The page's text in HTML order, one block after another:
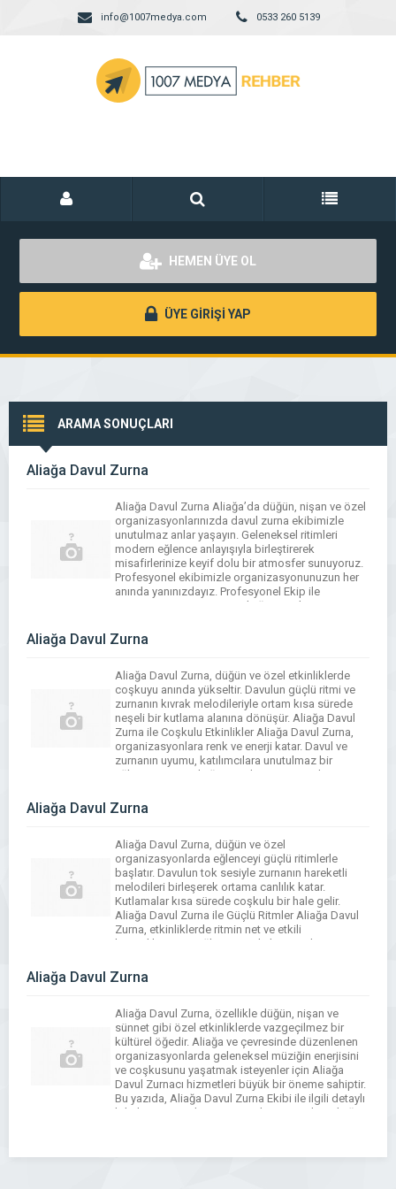
info@1007medya.com 0533 260 5139
HEMEN ÜYE OL
ÜYE GİRİŞİ YAP
ARAMA SONUÇLARI
Aliağa Davul Zurna
Aliağa Davul Zurna Aliağa’da düğün, nişan ve özel
organizasyonlarınızda davul zurna ekibimizle
unutulmaz anlar yaşayın. Geleneksel ritimleri
modern eğlence anlayışıyla birleştirerek
misafirlerinize keyif dolu bir atmosfer sunuyoruz.
Profesyonel ekibimizle organizasyonunuzun her
anında yanınızdayız. Profesyonel Ekip ile
Kusursuz Organizasyon Aliağa Davul
ustalarımız, etkinliğinizin temposunu yükseltir.
Organizasyon sürecinde zamanlama, giriş çıkışlar
Aliağa Davul Zurna
Aliağa Davul Zurna, düğün ve özel etkinliklerde
coşkuyu anında yükseltir. Davulun güçlü ritmi ve
zurnanın kıvrak melodileriyle ortam kısa sürede
neşeli bir kutlama alanına dönüşür. Aliağa Davul
Zurna ile Coşkulu Etkinlikler Aliağa Davul Zurna,
organizasyonlara renk ve enerji katar. Davul ve
zurnanın uyumu, katılımcılara unutulmaz bir
eğlence sunar. Aliağa Davul Zurna Ritmiyle
Aliağa Davul Zurna
Aliağa Davul Zurna, düğün ve özel
organizasyonlarda eğlenceyi güçlü ritimlerle
başlatır. Davulun tok sesiyle zurnanın hareketli
melodileri birleşerek ortama canlılık katar.
Kutlamalar kısa sürede coşkulu bir hale gelir.
Aliağa Davul Zurna ile Güçlü Ritmler Aliağa Davul
Zurna, etkinliklerde ritmin net ve etkili
hissedilmesini sağlayan güçlü bir müzik yapısı
Aliağa Davul Zurna
Aliağa Davul Zurna, özellikle düğün, nişan ve
sünnet gibi özel etkinliklerde vazgeçilmez bir
kültürel öğedir. Aliağa ve çevresinde düzenlenen
organizasyonlarda geleneksel müziğin enerjisini
ve coşkusunu yaşatmak isteyenler için Aliağa
Davul Zurnacı hizmetleri büyük bir öneme sahiptir.
Bu yazıda, Aliağa Davul Zurna Ekibi ile ilgili detaylı
bilgileri ve Davul Zurnacı Kiralama Fiyatları Aliağa